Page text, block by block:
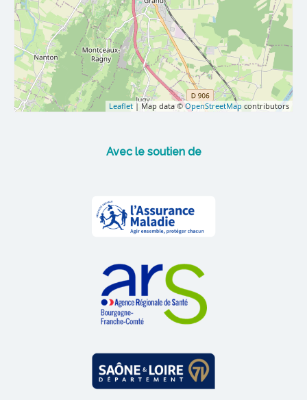
Leaflet | Map data ©OpenStreetMap contributors
Avec le soutien de